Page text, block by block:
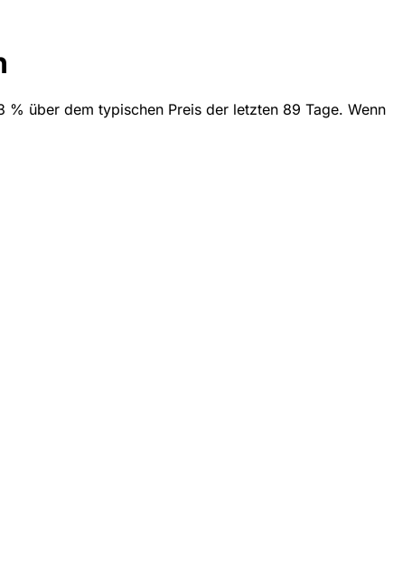
über dem typischen Preis der letzten 89 Tage. Wenn